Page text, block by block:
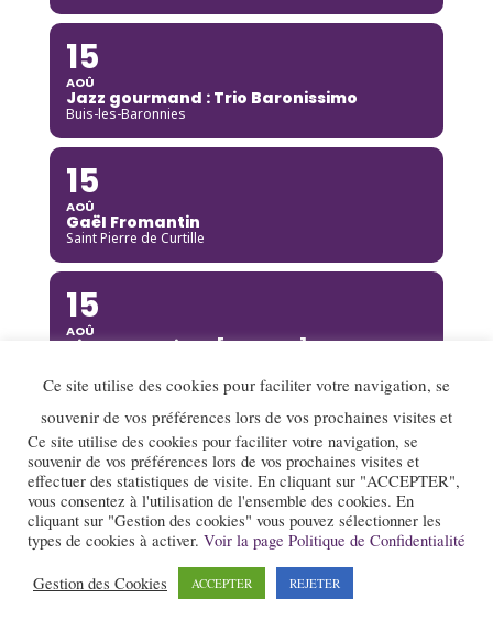
15
AOÛ
Jazz gourmand : Trio Baronissimo
Buis-les-Baronnies
15
AOÛ
Gaël Fromantin
Saint Pierre de Curtille
15
AOÛ
Richard Galliano [Complet]
15
AOÛ
Kinga Glyk
Buis-les-Baronnies
16
AOÛ
Hot Club de Boukravie
Ce site utilise des cookies pour faciliter votre navigation, se
souvenir de vos préférences lors de vos prochaines visites et
Ce site utilise des cookies pour faciliter votre navigation, se
souvenir de vos préférences lors de vos prochaines visites et
effectuer des statistiques de visite. En cliquant sur "ACCEPTER",
vous consentez à l'utilisation de l'ensemble des cookies. En
cliquant sur "Gestion des cookies" vous pouvez sélectionner les
types de cookies à activer. Voir la page Politique de Confidentialité
Gestion des Cookies ACCEPTER REJETER